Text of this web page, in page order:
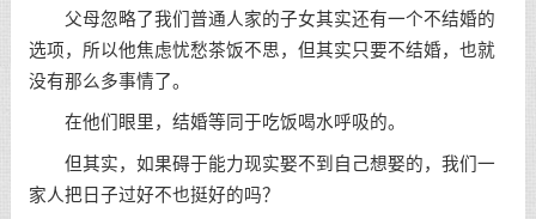
父母忽略了我们普通人家的子女其实还有一个不结婚的
选项，所以他焦虑忧愁茶饭不思，但其实只要不结婚，也就
没有那么多事情了。
在他们眼里，结婚等同于吃饭喝水呼吸的。
但其实，如果碍于能力现实娶不到自己想娶的，我们一
家人把日子过好不也挺好的吗？